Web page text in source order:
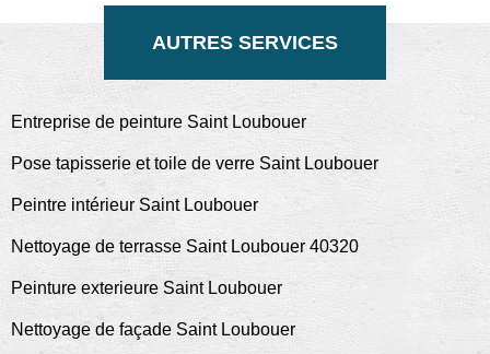
AUTRES SERVICES
Entreprise de peinture Saint Loubouer
Pose tapisserie et toile de verre Saint Loubouer
Peintre intérieur Saint Loubouer
Nettoyage de terrasse Saint Loubouer 40320
Peinture exterieure Saint Loubouer
Nettoyage de façade Saint Loubouer